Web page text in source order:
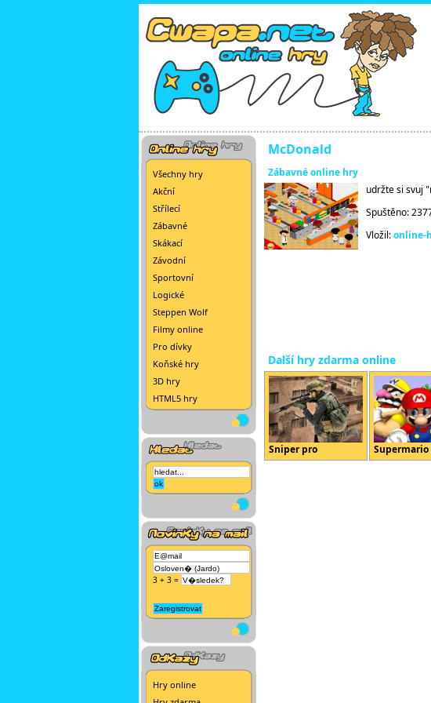
Všechny hry
Akční
Střílecí
Zábavné
Skákací
Závodní
Sportovní
Logické
Steppen Wolf
Filmy online
Pro dívky
Koňské hry
3D hry
HTML5 hry
3 + 3 =
Hry online
McDonald
Zábavné online hry
udržte si svuj
Spuštěno:
Vložil:online-
Další hry zdarma online
Sniper pro Supermario